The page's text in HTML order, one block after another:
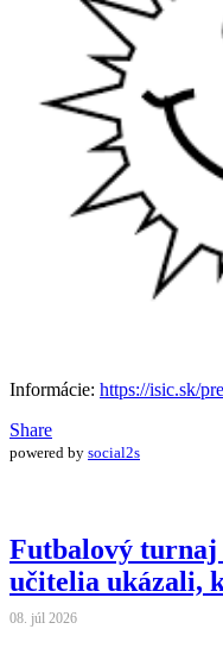
Informácie: https://isic.sk/
Share
powered by social2s
Futbalový
učitelia ukázali,
08. júl 2026